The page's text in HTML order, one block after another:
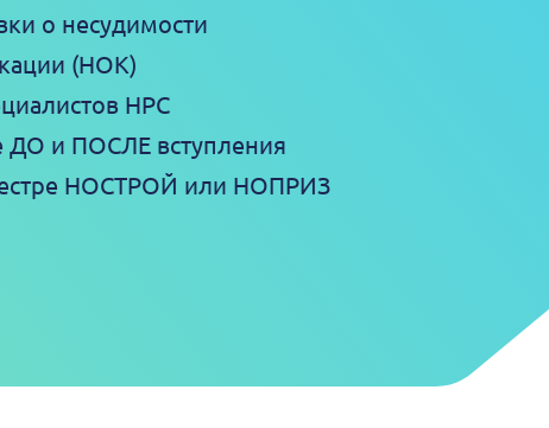
о несудимости
(НОК)
НРС
и ПОСЛЕ вступления
НОСТРОЙ или НОПРИЗ